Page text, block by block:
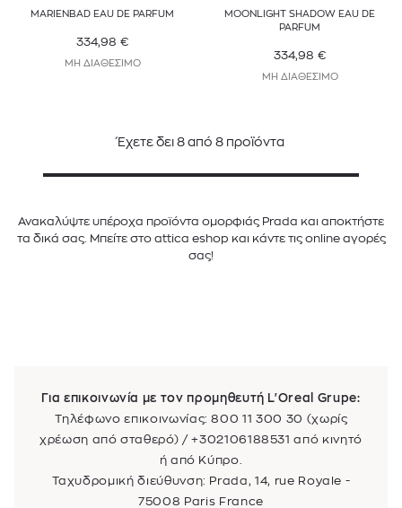
MARIENBAD EAU DE PARFUM
334,98 €
ΜΗ ΔΙΑΘΕΣΙΜΟ
MOONLIGHT SHADOW EAU DE
PARFUM
334,98 €
ΜΗ ΔΙΑΘΕΣΙΜΟ
Έχετε δει 8 από 8 προϊόντα
Ανακαλύψτε υπέροχα προϊόντα ομορφιάς Prada και αποκτήστε
τα δικά σας. Μπείτε στο attica eshop και κάντε τις online αγορές
σας!
Για επικοινωνία με τον προμηθευτή L'Oreal Grupe:
Τηλέφωνο επικοινωνίας: 800 11 300 30 (χωρίς
χρέωση από σταθερό) / +302106188531 από κινητό
ή από Κύπρο.
Ταχυδρομική διεύθυνση: Prada, 14, rue Royale -
75008 Paris France